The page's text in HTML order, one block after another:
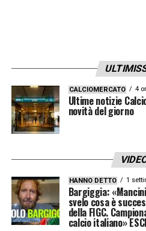
CALCIOMERCATO 4
Ultime notizie
novità del giorno
HANNO DETTO 1
Bargiggia:
svelo cosa è
della FIGC.
calcio italiano»